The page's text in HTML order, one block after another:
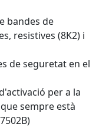
bandes de
resistives (8K2) i
de seguretat en el
per a la
sempre està